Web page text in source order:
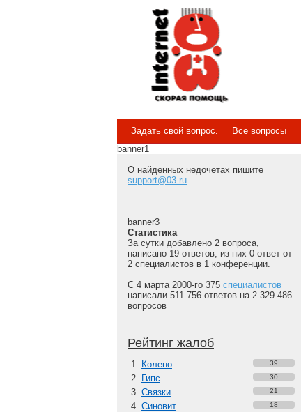
Internet
Скорая помощь
Задать свой вопрос. Все вопросы
banner1
О найденных недочетах пишите
support@03.ru.
banner3
Статистика
За сутки добавлено 2 вопроса,
написано 19 ответов, из них 0 ответ от
2 специалистов в 1 конференции.
С 4 марта 2000-го 375 специалистов
написали 511 756 ответов на 2 329 486
вопросов
Рейтинг жалоб
Колено 39
Гипс 30
Связки 21
Синовит 18